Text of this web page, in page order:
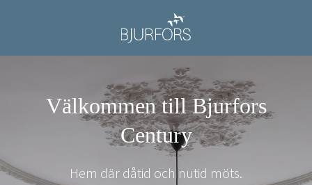
Välkommen till Bjurfors
Century
Hem där dåtid och nutid möts.